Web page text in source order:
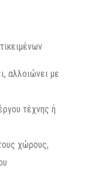
αλλοιώνει με
τέχνης ή
χώρους,